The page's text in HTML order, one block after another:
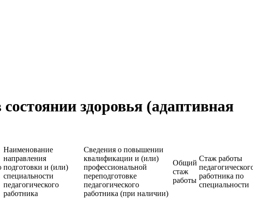
здоровья (адаптивная
Наименование
направления
подготовки и (или)
специальности
педагогического
работника
Сведения о повышении
квалификации и (или)
профессиональной
переподготовке
педагогического
работника (при наличии)
Общий
стаж
работы
Стаж работы
работника по
специальности